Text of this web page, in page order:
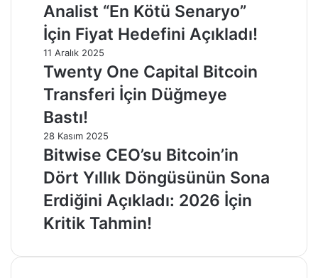
Analist “En Kötü Senaryo”
İçin Fiyat Hedefini Açıkladı!
11 Aralık 2025
Twenty One Capital Bitcoin
Transferi İçin Düğmeye
Bastı!
28 Kasım 2025
Bitwise CEO’su Bitcoin’in
Dört Yıllık Döngüsünün Sona
Erdiğini Açıkladı: 2026 İçin
Kritik Tahmin!